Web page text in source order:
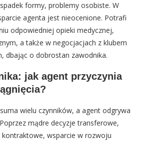
formy, problemy osobiste. W
agenta jest nieocenione. Potrafi
odpowiedniej opieki medycznej,
a także w negocjacjach z klubem
dbając o dobrostan zawodnika.
jak agent przyczynia
wielu czynników, a agent odgrywa
mądre decyzje transferowe,
wsparcie w rozwoju